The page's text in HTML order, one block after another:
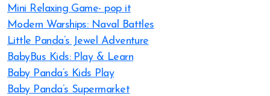
Mini Relaxing Game- pop it
Modern Warships: Naval Battles
Little Panda’s Jewel Adventure
BabyBus Kids: Play & Learn
Baby Panda’s Kids Play
Baby Panda’s Supermarket